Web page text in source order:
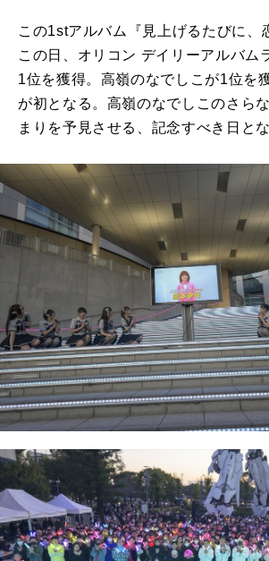
この1stアルバム『見上げるたびに、
この日、オリコン デイリーアルバム
1位を獲得。高嶺のなでしこが1位を
が初となる。高嶺のなでしこのさら
まりを予見させる、記念すべき日とな